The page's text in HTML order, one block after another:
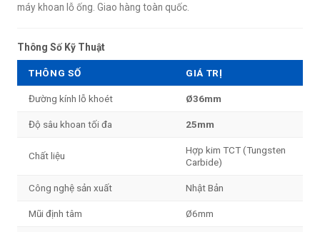
máy khoan lỗ ống. Giao hàng toàn quốc.
Thông Số Kỹ Thuật
THÔNG SỐ GIÁ TRỊ
Đường kính lỗ khoét Ø36mm
Độ sâu khoan tối đa 25mm
Chất liệu
Hợp kim TCT (Tungsten
Carbide)
Công nghệ sản xuất Nhật Bản
Mũi định tâm Ø6mm